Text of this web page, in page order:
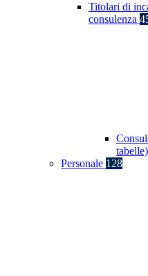
Titolari di
consulenza
tabelle)
Personale 128